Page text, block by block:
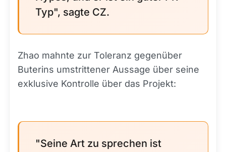
Typ", sagte CZ.
Zhao mahnte zur Toleranz gegenüber
Buterins umstrittener Aussage über seine
exklusive Kontrolle über das Projekt:
"Seine Art zu sprechen ist